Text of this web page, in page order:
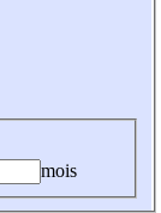
mois